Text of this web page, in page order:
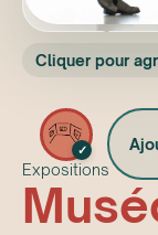
Cliquer pour
✓
Expositions